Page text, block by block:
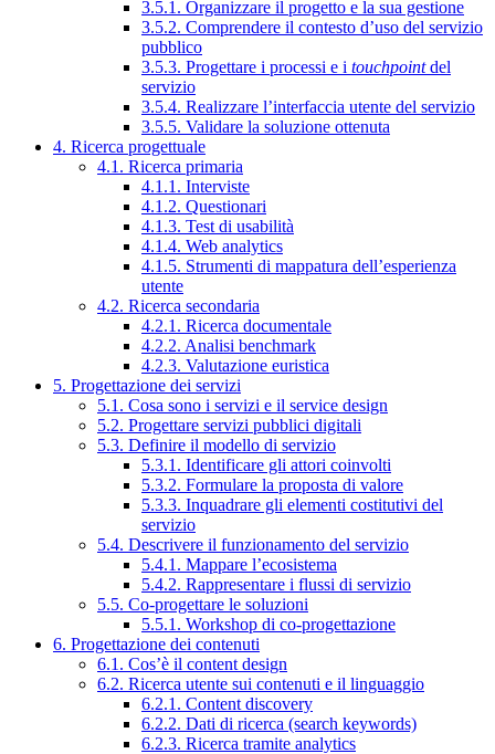
3.5.1. Organizzare il progetto e la sua gestione
3.5.2. Comprendere il contesto d’uso del servizio
pubblico
3.5.3. Progettare i processi e i touchpointdel
servizio
3.5.4. Realizzare l’interfaccia utente del servizio
3.5.5. Validare la soluzione ottenuta
4. Ricerca progettuale
4.1. Ricerca primaria
4.1.1. Interviste
4.1.2. Questionari
4.1.3. Test di usabilità
4.1.4. Web analytics
4.1.5. Strumenti di mappatura dell’esperienza
utente
4.2. Ricerca secondaria
4.2.1. Ricerca documentale
4.2.2. Analisi benchmark
4.2.3. Valutazione euristica
5. Progettazione dei servizi
5.1. Cosa sono i servizi e il service design
5.2. Progettare servizi pubblici digitali
5.3. Definire il modello di servizio
5.3.1. Identificare gli attori coinvolti
5.3.2. Formulare la proposta di valore
5.3.3. Inquadrare gli elementi costitutivi del
servizio
5.4. Descrivere il funzionamento del servizio
5.4.1. Mappare l’ecosistema
5.4.2. Rappresentare i flussi di servizio
5.5. Co-progettare le soluzioni
5.5.1. Workshop di co-progettazione
6. Progettazione dei contenuti
6.1. Cos’è il content design
6.2. Ricerca utente sui contenuti e il linguaggio
6.2.1. Content discovery
6.2.2. Dati di ricerca (search keywords)
6.2.3. Ricerca tramite analytics